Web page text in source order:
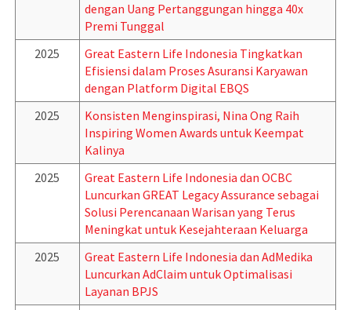
dengan Uang Pertanggungan hingga 40x
Premi Tunggal
2025
Great Eastern Life Indonesia Tingkatkan
Efisiensi dalam Proses Asuransi Karyawan
dengan Platform Digital EBQS
2025
Konsisten Menginspirasi, Nina Ong Raih
Inspiring Women Awards untuk Keempat
Kalinya
2025
Great Eastern Life Indonesia dan OCBC
Luncurkan GREAT Legacy Assurance sebagai
Solusi Perencanaan Warisan yang Terus
Meningkat untuk Kesejahteraan Keluarga
2025
Great Eastern Life Indonesia dan AdMedika
Luncurkan AdClaim untuk Optimalisasi
Layanan BPJS